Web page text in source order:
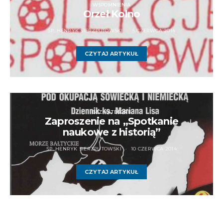
WSPOMNIENIA
Orzeł Kolno
ŚP. HENRYK SIERZPUTOWSKI 5 CZERWCA 2014
CZYTAJ ARTYKUŁ
BEZ KATEGORII
Zaproszenie na „Spotkanie
naukowe z historią”
ŚP. HENRYK SIERZPUTOWSKI 10 CZERWCA 2014
CZYTAJ ARTYKUŁ